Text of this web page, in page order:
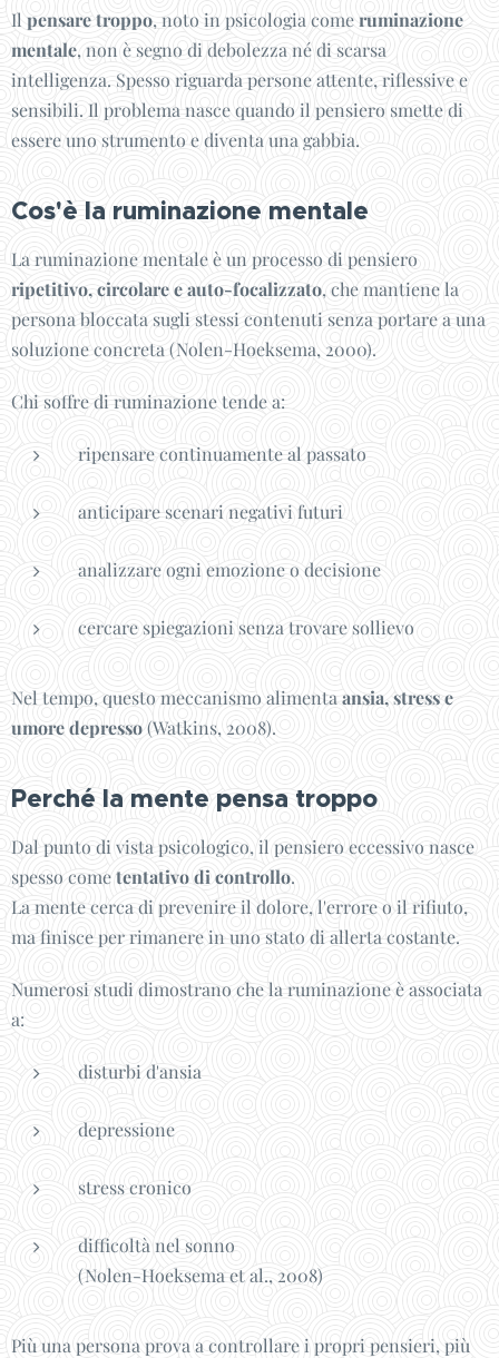
Il pensare troppo, noto in psicologia comeruminazione
mentale, non è segno di debolezza né di scarsa
intelligenza. Spesso riguarda persone attente, riflessive e
sensibili. Il problema nasce quando il pensiero smette di
essere uno strumento e diventa una gabbia.
Cos'è la ruminazione mentale
La ruminazione mentale è un processo di pensiero
ripetitivo, circolare e auto-focalizzato, che mantiene la
persona bloccata sugli stessi contenuti senza portare a una
soluzione concreta (Nolen-Hoeksema, 2000).
Chi soffre di ruminazione tende a:
ripensare continuamente al passato
anticipare scenari negativi futuri
analizzare ogni emozione o decisione
cercare spiegazioni senza trovare sollievo
Nel tempo, questo meccanismo alimenta ansia, stress e
umore depresso(Watkins, 2008).
Perché la mente pensa troppo
Dal punto di vista psicologico, il pensiero eccessivo nasce
spesso cometentativo di controllo.
La mente cerca di prevenire il dolore, l'errore o il rifiuto,
ma finisce per rimanere in uno stato di allerta costante.
Numerosi studi dimostrano che la ruminazione è associata
a:
disturbi d'ansia
depressione
stress cronico
difficoltà nel sonno
(Nolen-Hoeksema et al., 2008)
Più una persona prova a controllare i propri pensieri, più